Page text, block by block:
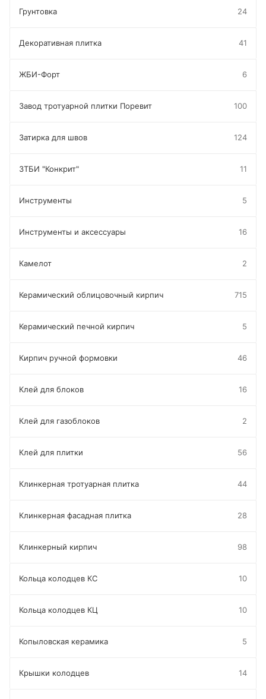
Грунтовка 24
Декоративная плитка 41
ЖБИ-Форт 6
Завод тротуарной плитки Поревит 100
Затирка для швов 124
ЗТБИ "Конкрит" 11
Инструменты 5
Инструменты и аксессуары 16
Камелот 2
Керамический облицовочный кирпич 715
Керамический печной кирпич 5
Кирпич ручной формовки 46
Клей для блоков 16
Клей для газоблоков 2
Клей для плитки 56
Клинкерная тротуарная плитка 44
Клинкерная фасадная плитка 28
Клинкерный кирпич 98
Кольца колодцев КС 10
Кольца колодцев КЦ 10
Копыловская керамика 5
Крышки колодцев 14